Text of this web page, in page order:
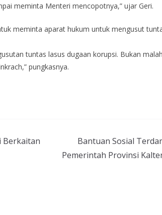
meminta Menteri mencopotnya,” ujar Geri.
meminta aparat hukum untuk mengusut
tuntas lasus dugaan korupsi. Bukan
pungkasnya.
Berkaitan
Bantuan Sosial
Pemerintah Provinsi